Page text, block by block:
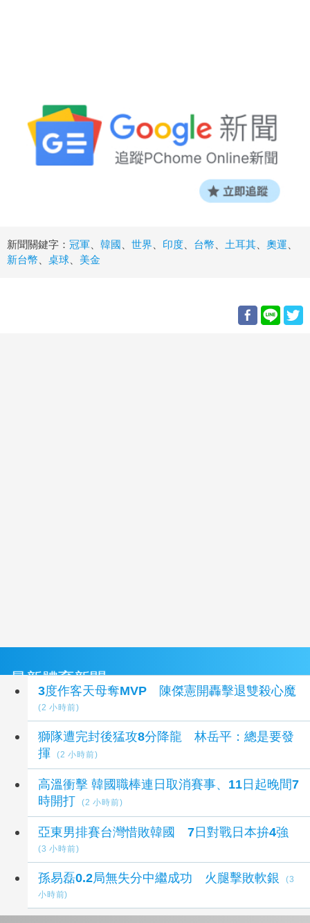
新聞關鍵字： 冠軍 韓國 世界 印度 台幣 土耳其 奧運
新台幣
桌球 美金
最新體育新聞
3度作客天母奪MVP 陳傑憲開轟擊退雙殺心魔
(2 小時前)
獅隊遭完封後猛攻8分降龍 林岳平：總是要發
揮
(2 小時前)
高溫衝擊 韓國職棒連日取消賽事、11日起晚間7
時開打
(2 小時前)
亞東男排賽台灣惜敗韓國 7日對戰日本拚4強
(3 小時前)
孫易磊0.2局無失分中繼成功 火腿擊敗軟銀
(3
小時前)